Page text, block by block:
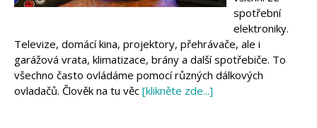
Makeblock
Koupit
spotřební
elektroniky.
Televize, domácí kina, projektory, přehrávače, ale i
garážová vrata, klimatizace, brány a další spotřebiče. To
všechno často ovládáme pomocí různých dálkových
ovladačů. Člověk na tu věc [klikněte zde...]